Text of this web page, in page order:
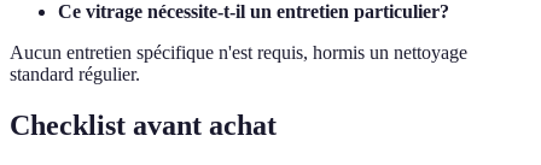
Ce vitrage nécessite-t-il un entretien particulier?
Aucun entretien spécifique n'est requis, hormis un nettoyage
standard régulier.
Checklist avant achat